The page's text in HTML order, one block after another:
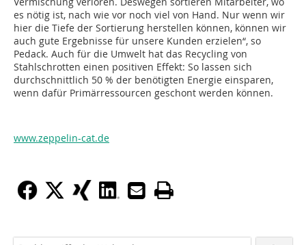
es nötig ist, nach wie vor noch viel von Hand. Nur wenn wir
hier die Tiefe der Sortierung herstellen können, können wir
auch gute Ergebnisse für unsere Kunden erzielen“, so
Pedack. Auch für die Umwelt hat das Recycling von
Stahlschrotten einen positiven Effekt: So lassen sich
durchschnittlich 50 % der benötigten Energie einsparen,
wenn dafür Primärressourcen geschont werden können.
www.zeppelin-cat.de